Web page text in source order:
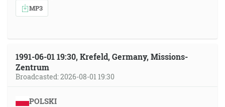
MP3
1991-06-01 19:30, Krefeld, Germany, Missions-
Zentrum
Broadcasted: 2026-08-01 19:30
POLSKI